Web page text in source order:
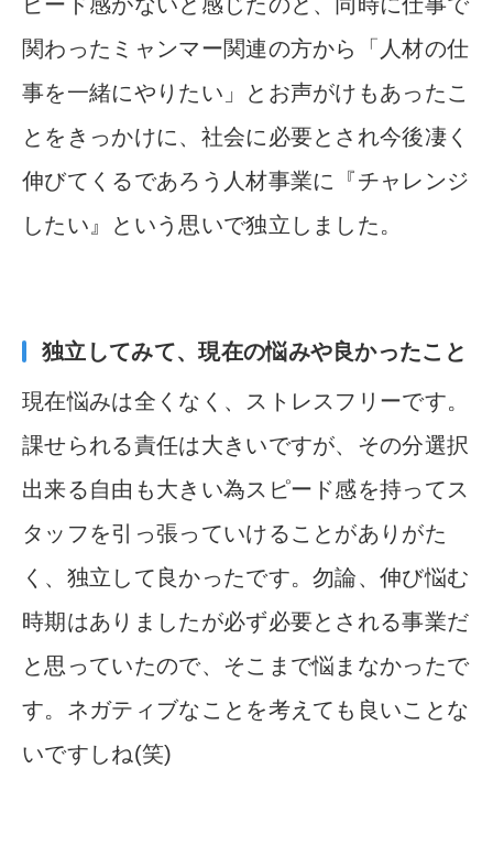
関わったミャンマー関連の方から
「人材の仕
事を一緒にやり たい」とお声がけもあったこ
とをきっかけに、社会に必要とされ今後凄く
伸びてくるであろう人材事業に『チャレンジ
したい』と いう思いで独立しました。
独立してみて、現在の悩みや良かったこと
現在悩みは全くなく、ストレスフリーです。
課せられる責任は大きいですが、その分選択
出来る自由も大きい為スピード感を持っ てス
タッフを引っ張っていけることがありがた
く、 独立して良かったです。勿論、伸び悩む
時期はありましたが必ず必要とされる事業だ
と思っていたので、そこまで悩まなかったで
す。ネガティブなことを考えても良いことな
いですしね(笑)